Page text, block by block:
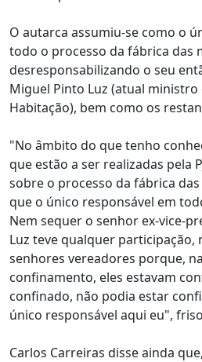
O autarca assumiu-se como o
todo o processo da fábrica das
desresponsabilizando o seu
Miguel Pinto Luz (atual
Habitação), bem como os
"No âmbito do que tenho
que estão a ser realizadas pela
sobre o processo da fábrica
que o único responsável em
Nem sequer o senhor ex-vice-
Luz teve qualquer participação,
senhores vereadores porque,
confinamento, eles estavam
confinado, não podia estar
único responsável aqui eu",
Carlos Carreiras disse ainda